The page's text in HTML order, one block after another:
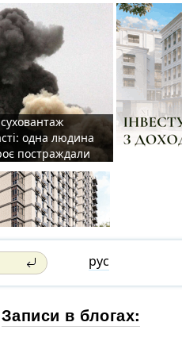
одна людина
постраждали
рус
Записи в блогах: